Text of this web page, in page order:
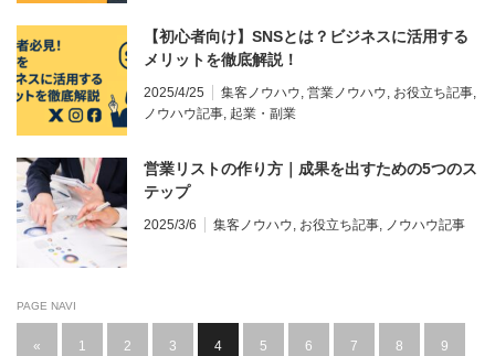
【初心者向け】SNSとは？ビジネスに活用する
メリットを徹底解説！
2025/4/25 集客ノウハウ, 営業ノウハウ, お役立ち記事,
ノウハウ記事, 起業・副業
営業リストの作り方｜成果を出すための5つのス
テップ
2025/3/6 集客ノウハウ, お役立ち記事, ノウハウ記事
PAGE NAVI
« 1 2 3 4 5 6 7 8 9